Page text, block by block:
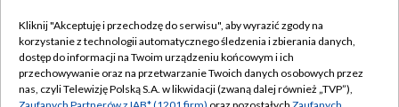
TVP
Abonament TVP
Emisja w TVP
Regulamin TVP
Kliknij "Akceptuję i przechodzę do serwisu", aby wyrazić zgody na
korzystanie z technologii automatycznego śledzenia i zbierania danych,
dostęp do informacji na Twoim urządzeniu końcowym i ich
przechowywanie oraz na przetwarzanie Twoich danych osobowych przez
nas, czyli Telewizję Polską S.A. w likwidacji (zwaną dalej również „TVP”),